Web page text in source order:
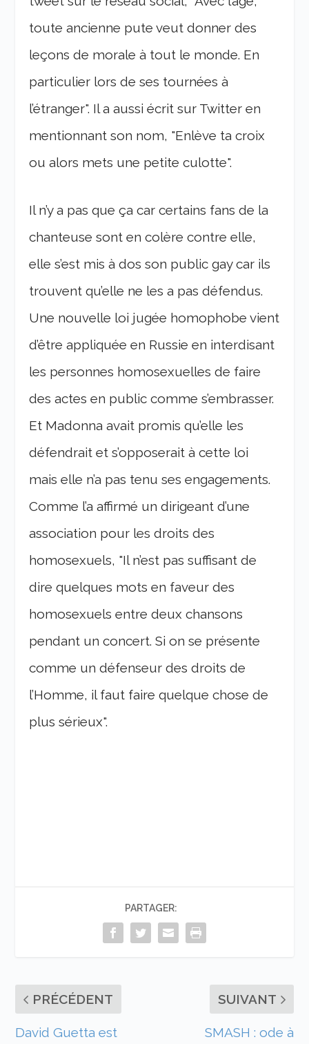
toute ancienne pute veut donner des
leçons de morale à tout le monde. En
particulier lors de ses tournées à
l’étranger". Il a aussi écrit sur Twitter en
mentionnant son nom, "Enlève ta croix
ou alors mets une petite culotte".
Il n’y a pas que ça car certains fans de la
chanteuse sont en colère contre elle,
elle s’est mis à dos son public gay car ils
trouvent qu’elle ne les a pas défendus.
Une nouvelle loi jugée homophobe vient
d’être appliquée en Russie en interdisant
les personnes homosexuelles de faire
des actes en public comme s’embrasser.
Et Madonna avait promis qu’elle les
défendrait et s’opposerait à cette loi
mais elle n’a pas tenu ses engagements.
Comme l’a affirmé un dirigeant d’une
association pour les droits des
homosexuels, "Il n’est pas suffisant de
dire quelques mots en faveur des
homosexuels entre deux chansons
pendant un concert. Si on se présente
comme un défenseur des droits de
l’Homme, il faut faire quelque chose de
plus sérieux".
PARTAGER:
PRÉCÉDENT
David Guetta est
SUIVANT
SMASH : ode à